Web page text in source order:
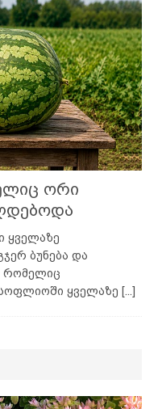
ორი
ყველაზე
ბუნება და
რომელიც
ყველაზე [...]